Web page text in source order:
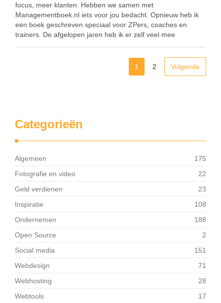
focus, meer klanten. Hebben we samen met
Managementboek.nl iets voor jou bedacht. Opnieuw heb ik
een boek geschreven speciaal voor ZPers, coaches en
trainers. De afgelopen jaren heb ik er zelf veel mee
1 2 Volgende
Categorieën
Algemeen
175
Fotografie en video
22
Geld verdienen
23
Inspiratie
108
Ondernemen
188
Open Source
2
Social media
151
Webdesign
71
Webhosting
28
Webtools
17